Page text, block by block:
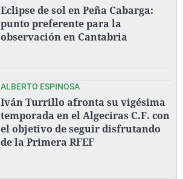
Eclipse de sol en Peña Cabarga:
punto preferente para la
observación en Cantabria
ALBERTO ESPINOSA
Iván Turrillo afronta su vigésima
temporada en el Algeciras C.F. con
el objetivo de seguir disfrutando
de la Primera RFEF